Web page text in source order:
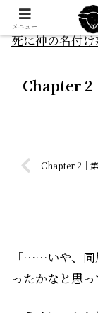
死に神の名付
Chapter 2
Chapter 2｜
「……いや、同
ったかなと思っ
メニュー